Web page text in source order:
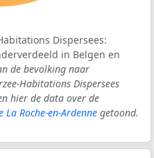
Dispersees:
in Belgen en
de bevolking naar
Habitations Dispersees
hier de data over de
La Roche-en-Ardenne getoond.